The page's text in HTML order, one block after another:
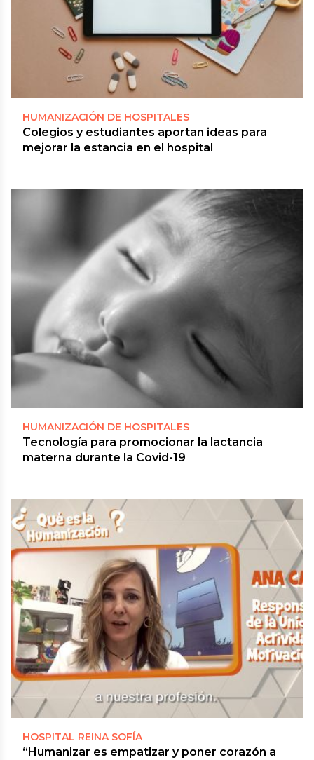
HUMANIZACIÓN DE HOSPITALES
Colegios y estudiantes aportan ideas para
mejorar la estancia en el hospital
HUMANIZACIÓN DE HOSPITALES
Tecnología para promocionar la lactancia
materna durante la Covid-19
HOSPITAL REINA SOFÍA
“Humanizar es empatizar y poner corazón a